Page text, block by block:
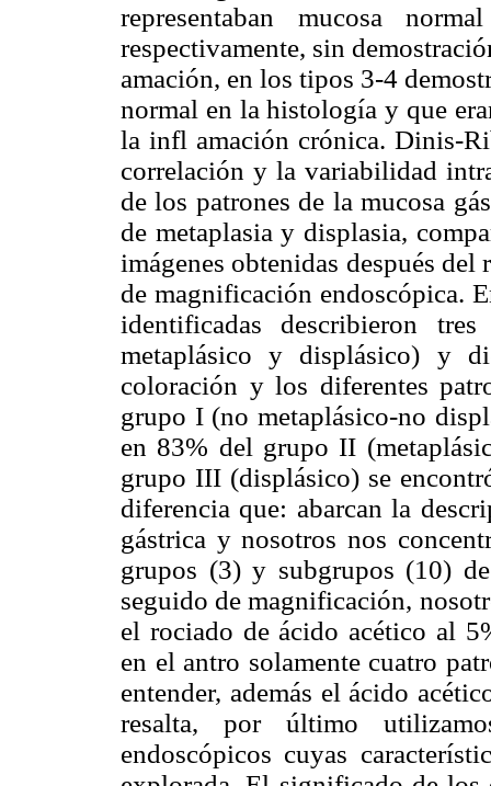
representaban mucosa
respectivamente, sin
amación, en los tipos 3-4
normal en la histología y que
la infl amación crónica. Dinis-
correlación y la variabilidad
de los patrones de la mucosa
de metaplasia y displasia,
imágenes obtenidas después
de magnificación endoscópica.
identificadas describieron
metaplásico y displásico) y
coloración y los diferentes
grupo I (no metaplásico-no
en 83% del grupo II
grupo III (displásico) se
diferencia que: abarcan la
gástrica y nosotros nos
grupos (3) y subgrupos (10)
seguido de magnificación,
el rociado de ácido acético al
en el antro solamente cuatro
entender, además el ácido
resalta, por último
endoscópicos cuyas